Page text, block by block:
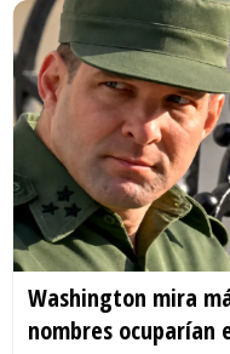
Washington mira
nombres ocuparían